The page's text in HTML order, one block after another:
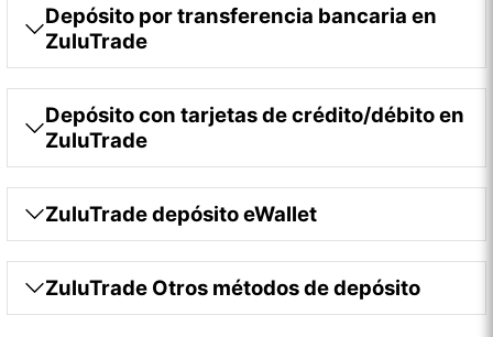
Depósito por transferencia bancaria en
ZuluTrade
Depósito con tarjetas de crédito/débito en
ZuluTrade
ZuluTrade depósito eWallet
ZuluTrade Otros métodos de depósito